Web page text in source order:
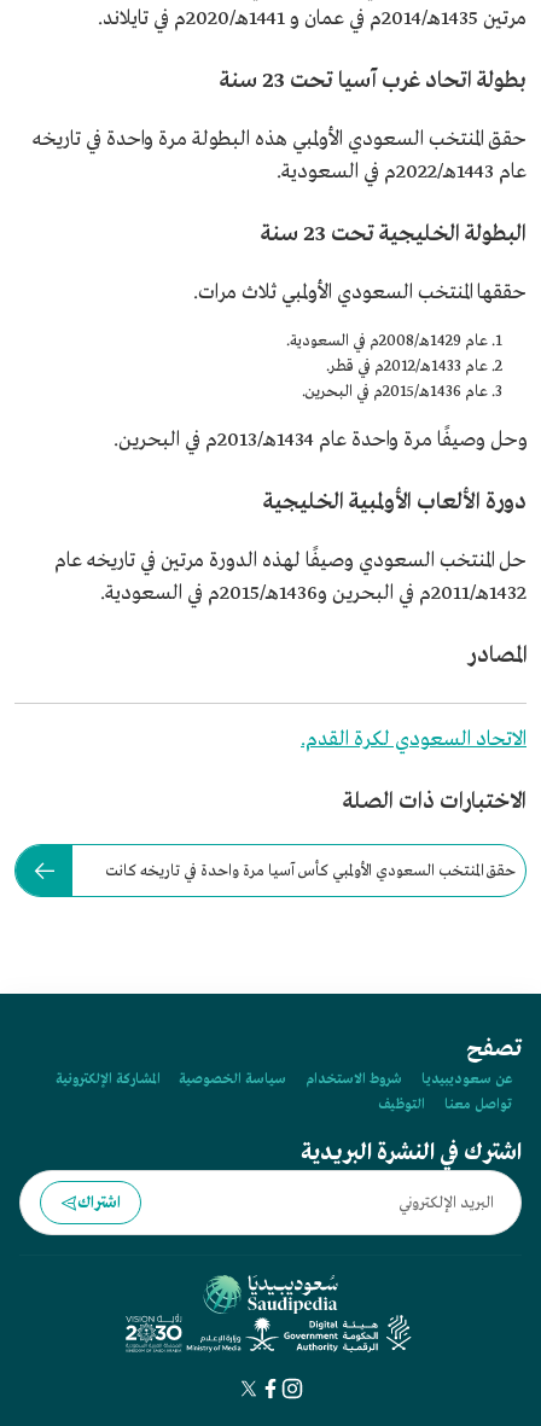
مرتين 1435هـ/2014م في عمان و 1441هـ/2020م في تايلاند.
بطولة اتحاد غرب آسيا تحت 23 سنة
حقق المنتخب السعودي الأولمبي هذه البطولة مرة واحدة في تاريخه
عام 1443هـ/2022م في السعودية.
البطولة الخليجية تحت 23 سنة
حققها المنتخب السعودي الأولمبي ثلاث مرات.
عام 1429هـ/2008م في السعودية.
عام 1433هـ/2012م في قطر.
عام 1436هـ/2015م في البحرين.
وحل وصيفًا مرة واحدة عام 1434هـ/2013م في البحرين.
دورة الألعاب الأولمبية الخليجية
حل المنتخب السعودي وصيفًا لهذه الدورة مرتين في تاريخه عام
1432هـ/2011م في البحرين و1436هـ/2015م في السعودية.
المصادر
الاتحاد السعودي لكرة القدم.
الاختبارات ذات الصلة
حقق المنتخب السعودي الأولمبي كأس آسيا مرة واحدة في تاريخه كانت
تصفح
عن سعوديبيديا شروط الاستخدام سياسة الخصوصية
المشاركة الإلكترونية
تواصل معنا
التوظيف
اشترك في النشرة البريدية
اشتراك